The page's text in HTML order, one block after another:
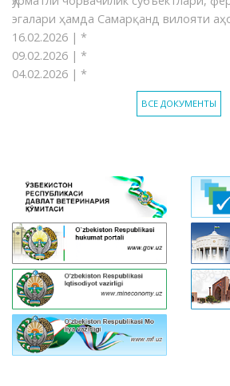
эгалари ҳамда Самарқанд вилояти
16.02.2026 | *
09.02.2026 | *
04.02.2026 | *
ВСЕ ДОКУМЕНТЫ